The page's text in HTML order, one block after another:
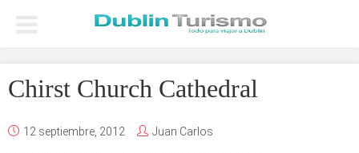
Chirst Church Cathedral
12 septiembre, 2012 Juan Carlos